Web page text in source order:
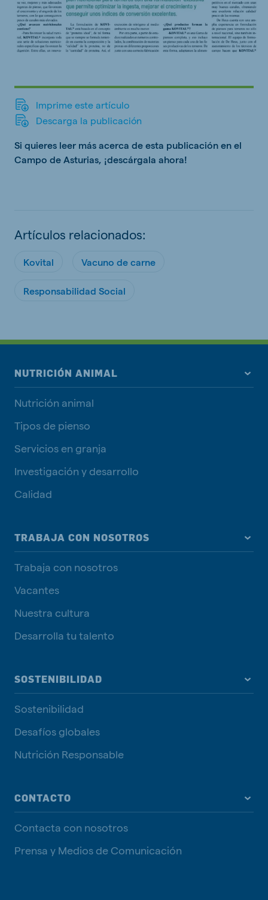
Imprime este artículo
Descarga la publicación
Si quieres leer más acerca de esta publicación en el
Campo de Asturias, ¡descárgala ahora!
Artículos relacionados:
Kovital Vacuno de carne
Responsabilidad Social
NUTRICIÓN ANIMAL
Nutrición animal
Tipos de pienso
Servicios en granja
Investigación y desarrollo
Calidad
TRABAJA CON NOSOTROS
Trabaja con nosotros
Vacantes
Nuestra cultura
Desarrolla tu talento
SOSTENIBILIDAD
Sostenibilidad
Desafíos globales
Nutrición Responsable
CONTACTO
Contacta con nosotros
Prensa y Medios de Comunicación